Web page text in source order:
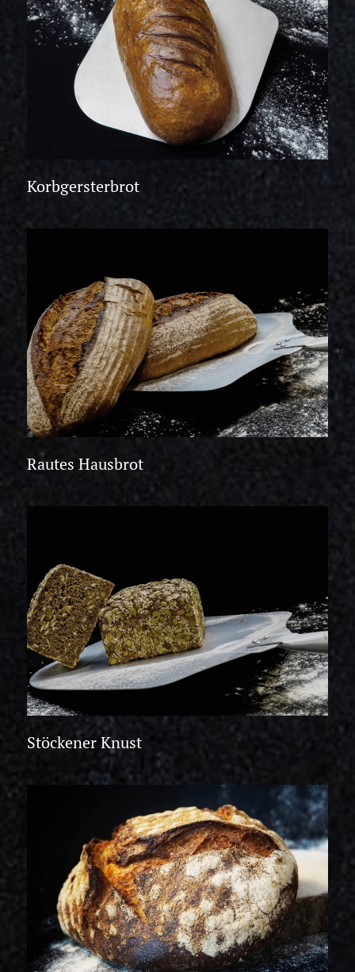
Korbgersterbrot
Rautes Hausbrot
Stöckener Knust